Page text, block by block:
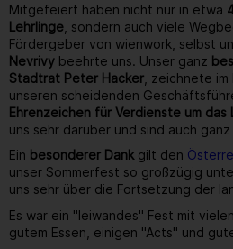
Mitgefeiert haben nicht nur in etwa
Lehrlinge , sondern auch viele
Fördergeber von wienwork, selbst
Nevrivy beehrte uns. Unser ganz
Stadtrat Peter Hacker , zeichnete
unseren scheidenden
Ehrenzeichen für Verdienste um das
uns sehr darüber und sind auch
Ein besonderer Dank gilt den
unser Sommerfest so großzügig
uns sehr über die Fortsetzung der
Es war ein "leiwandes" Fest mit
gutem Essen, einigen "Acts" und